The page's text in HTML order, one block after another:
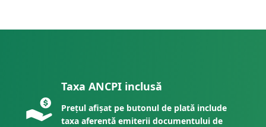
Taxa ANCPI inclusă
Prețul afișat pe butonul de plată include
taxa aferentă emiterii documentului de